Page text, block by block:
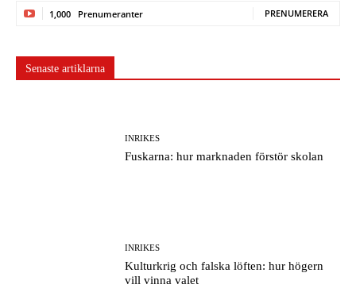
1,000 Prenumeranter PRENUMERERA
Senaste artiklarna
INRIKES
Fuskarna: hur marknaden förstör skolan
INRIKES
Kulturkrig och falska löften: hur högern
vill vinna valet